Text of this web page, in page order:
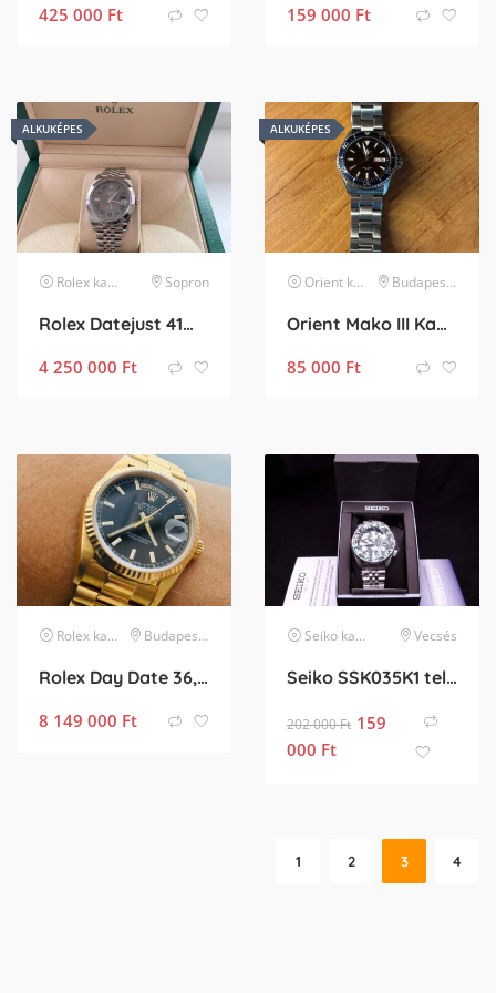
425 000 Ft
159 000 Ft
ALKUKÉPES
Rolex karóra Sopron
Rolex Datejust 41mm
4 250 000 Ft
ALKUKÉPES
Orient karóra Budapest XVI. kerület
Orient Mako III Kamasu
85 000 Ft
Rolex karóra Budapest II. kerület
Rolex Day Date 36, ritka fekete számlappal már a Double Quickset szerkezet, csodás állapotban
8 149 000 Ft
Seiko karóra Vecsés
Seiko SSK035K1 teljesen Új
202 000Ft 159
000 Ft
1 2 3 4